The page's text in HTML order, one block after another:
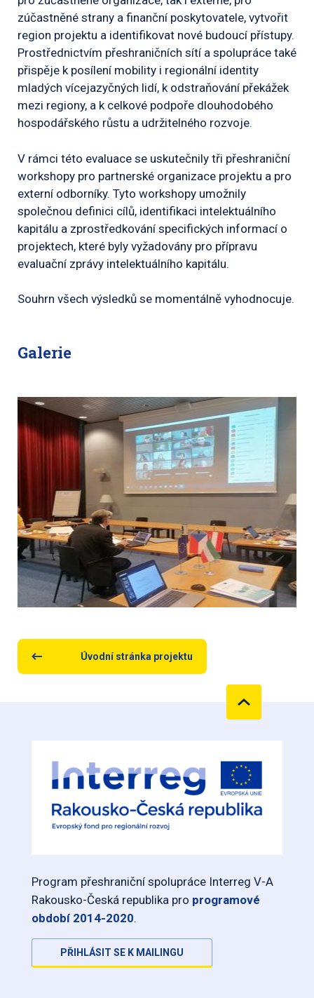
zúčastněné strany a finanční poskytovatele, vytvořit
region projektu a identifikovat nové budoucí přístupy.
Prostřednictvím přeshraničních sítí a spolupráce také
přispěje k posílení mobility i regionální identity
mladých vícejazyčných lidí, k odstraňování překážek
mezi regiony, a k celkové podpoře dlouhodobého
hospodářského růstu a udržitelného rozvoje.
V rámci této evaluace se uskutečnily tři přeshraniční
workshopy pro partnerské organizace projektu a pro
externí odborníky. Tyto workshopy umožnily
společnou definici cílů, identifikaci intelektuálního
kapitálu a zprostředkování specifických informací o
projektech, které byly vyžadovány pro přípravu
evaluační zprávy intelektuálního kapitálu.
Souhrn všech výsledků se momentálně vyhodnocuje.
Galerie
Úvodní stránka projektu
Program přeshraniční spolupráce Interreg V-A
Rakousko-Česká republika pro programové
období 2014-2020.
PŘIHLÁSIT SE K MAILINGU